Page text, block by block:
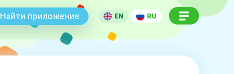
Найти приложение EN RU